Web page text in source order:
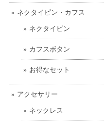
ネクタイピン・カフス
ネクタイピン
カフスボタン
お得なセット
アクセサリー
ネックレス